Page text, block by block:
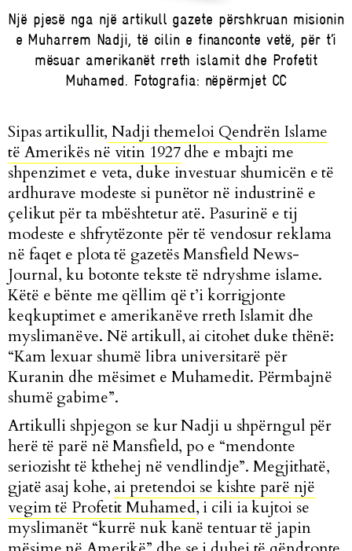
Një pjesë nga një artikull gazete përshkruan misionin
e Muharrem Nadji, të cilin e financonte vetë, për t’i
mësuar amerikanët rreth islamit dhe Profetit
Muhamed. Fotografia: nëpërmjet CC
Sipas artikullit, Nadji themeloi Qendrën Islame
të Amerikës në vitin 1927dhe e mbajti me
shpenzimet e veta, duke investuar shumicën e të
ardhurave modeste si punëtor në industrinë e
çelikut për ta mbështetur atë. Pasurinë e tij
modeste e shfrytëzonte për të vendosur reklama
në faqet e plota të gazetës Mansfield News-
Journal, ku botonte tekste të ndryshme islame.
Këtë e bënte me qëllim që t’i korrigjonte
keqkuptimet e amerikanëve rreth Islamit dhe
myslimanëve. Në artikull, ai citohet duke thënë:
“Kam lexuar shumë libra universitarë për
Kuranin dhe mësimet e Muhamedit. Përmbajnë
shumë gabime”.
Artikulli shpjegon se kur Nadji u shpërngul për
herë të parë në Mansfield, po e “mendonte
seriozisht të kthehej në vendlindje”. Megjithatë,
gjatë asaj kohe, ai pretendoi se kishte parë një
vegim të Profetit Muhamed, i cili ia kujtoi se
myslimanët “kurrë nuk kanë tentuar të japin